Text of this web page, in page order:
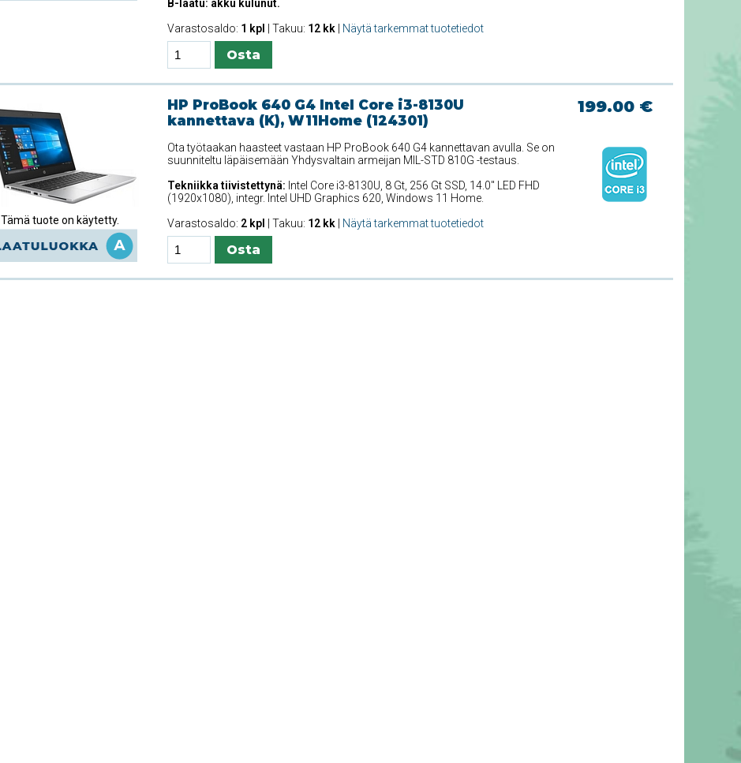
B-laatu: akku kulunut.
Varastosaldo: 1 kpl | Takuu: 12 kk| Näytä tarkemmat tuotetiedot
Tämä tuote on käytetty.
HP ProBook 640 G4 Intel Core i3-8130U
kannettava (K), W11Home (124301)
199.00 €
Ota työtaakan haasteet vastaan HP ProBook 640 G4 kannettavan avulla. Se on
suunniteltu läpäisemään Yhdysvaltain armeijan MIL-STD 810G -testaus.
Tekniikka tiivistettynä: Intel Core i3-8130U, 8 Gt, 256 Gt SSD, 14.0'' LED FHD
(1920x1080), integr. Intel UHD Graphics 620, Windows 11 Home.
Varastosaldo: 2 kpl | Takuu: 12 kk| Näytä tarkemmat tuotetiedot